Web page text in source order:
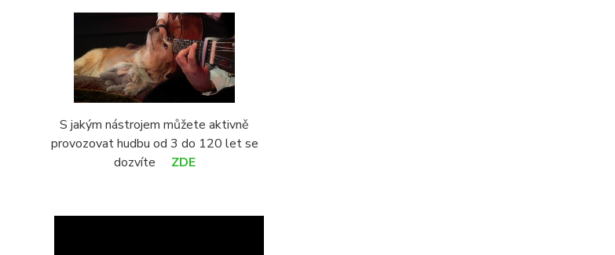
S jakým nástrojem můžete aktivně
provozovat hudbu od 3 do 120 let se
dozvíte ZDE